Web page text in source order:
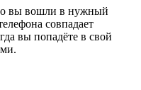
вы вошли в нужный
совпадает
вы попадёте в свой